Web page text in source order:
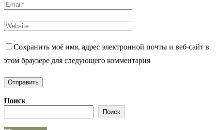
Сохранить моё имя, адрес электронной почты и веб-сайт в
этом браузере для следующего комментария
Поиск
Поиск